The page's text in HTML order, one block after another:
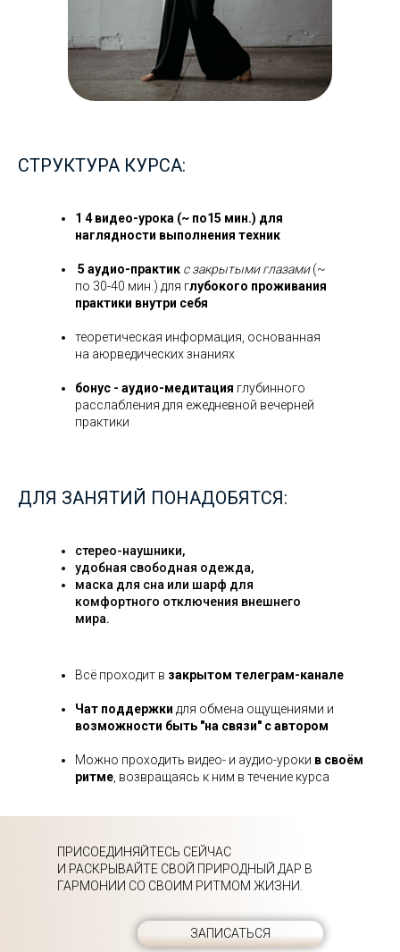
СТРУКТУРА КУРСА:
1 4 видео-урока (~ по15 мин.) для
наглядности выполнения техник
5 аудио-практик с закрытыми глазами(~
по 30-40 мин.) для глубокого проживания
практики внутри себя
теоретическая информация, основанная
на аюрведических знаниях
бонус - аудио-медитация глубинного
расслабления для ежедневной вечерней
практики
ДЛЯ ЗАНЯТИЙ ПОНАДОБЯТСЯ:
стерео-наушники,
удобная свободная одежда,
маска для сна или шарф для
комфортного отключения внешнего
мира.
Всё проходит в закрытом телеграм-канале
Чат поддержки для обмена ощущениями и
возможности быть "на связи" с автором
Можно проходить видео- и аудио-уроки в своём
ритме , возвращаясь к ним в течение курса
ПРИСОЕДИНЯЙТЕСЬ СЕЙЧАС
И РАСКРЫВАЙТЕ СВОЙ ПРИРОДНЫЙ ДАР В
ГАРМОНИИ СО СВОИМ РИТМОМ ЖИЗНИ.
ЗАПИСАТЬСЯ